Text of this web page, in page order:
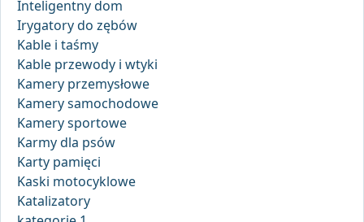
Inteligentny dom
Irygatory do zębów
Kable i taśmy
Kable przewody i wtyki
Kamery przemysłowe
Kamery samochodowe
Kamery sportowe
Karmy dla psów
Karty pamięci
Kaski motocyklowe
Katalizatory